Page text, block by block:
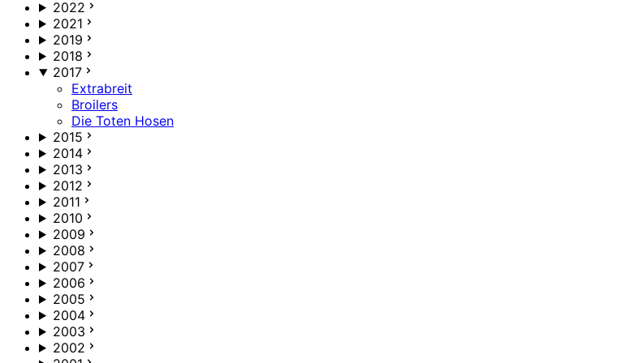
2022
2021
2019
2018
2017
Extrabreit
Broilers
Die Toten Hosen
2015
2014
2013
2012
2011
2010
2009
2008
2007
2006
2005
2004
2003
2002